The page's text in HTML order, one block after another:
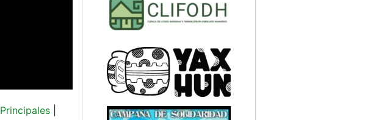
Principales